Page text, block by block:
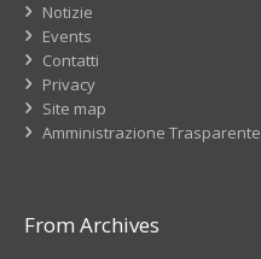
Notizie
Events
Contatti
Privacy
Site map
Amministrazione Trasparente
From Archives